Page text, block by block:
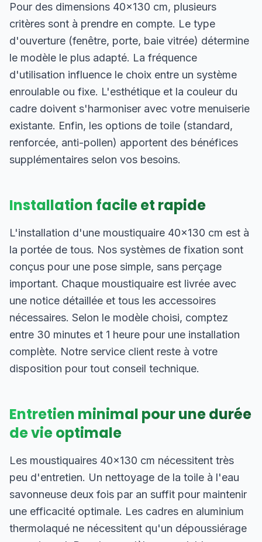
Pour des dimensions 40×130 cm, plusieurs
critères sont à prendre en compte. Le type
d'ouverture (fenêtre, porte, baie vitrée) détermine
le modèle le plus adapté. La fréquence
d'utilisation influence le choix entre un système
enroulable ou fixe. L'esthétique et la couleur du
cadre doivent s'harmoniser avec votre menuiserie
existante. Enfin, les options de toile (standard,
renforcée, anti-pollen) apportent des bénéfices
supplémentaires selon vos besoins.
Installation facile et rapide
L'installation d'une moustiquaire 40×130 cm est à
la portée de tous. Nos systèmes de fixation sont
conçus pour une pose simple, sans perçage
important. Chaque moustiquaire est livrée avec
une notice détaillée et tous les accessoires
nécessaires. Selon le modèle choisi, comptez
entre 30 minutes et 1 heure pour une installation
complète. Notre service client reste à votre
disposition pour tout conseil technique.
Entretien minimal pour une durée
de vie optimale
Les moustiquaires 40×130 cm nécessitent très
peu d'entretien. Un nettoyage de la toile à l'eau
savonneuse deux fois par an suffit pour maintenir
une efficacité optimale. Les cadres en aluminium
thermolaqué ne nécessitent qu'un dépoussiérage